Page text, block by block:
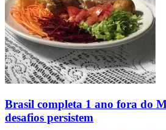
Brasil completa 1 ano fora do
desafios persistem